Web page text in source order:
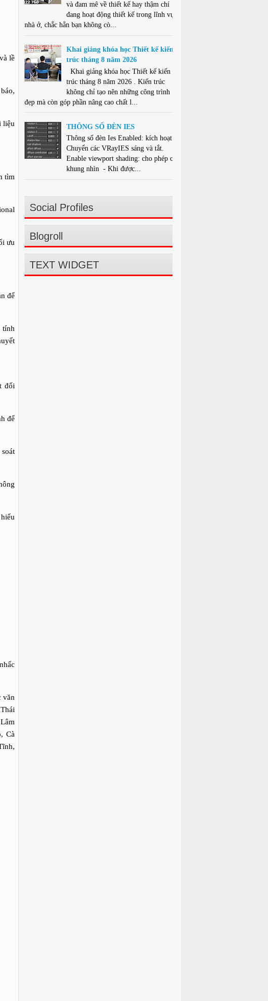
lề
liệu
tìm
ưu
để
tính
đối
để
văn
Cà
và đam mê về thiết kế hay thậm chí
đang hoạt động thiết kế trong lĩnh vực
nhà ở, chắc hẳn bạn không cò...
Khai giảng khóa học Thiết kế kiến
trúc tháng 8 năm 2026
Khai giảng khóa học Thiết kế kiến
trúc tháng 8 năm 2026 . Kiến trúc
không chỉ tạo nên những công trình
đẹp mà còn góp phần nâng cao chất l...
THÔNG SỐ ĐÈN IES
Thông số đèn Ies Enabled: kích hoạt -
Chuyển các VRayIES sáng và tắt.
Enable viewport shading: cho phép che
khung nhìn - Khi được...
Social Profiles
Blogroll
TEXT WIDGET